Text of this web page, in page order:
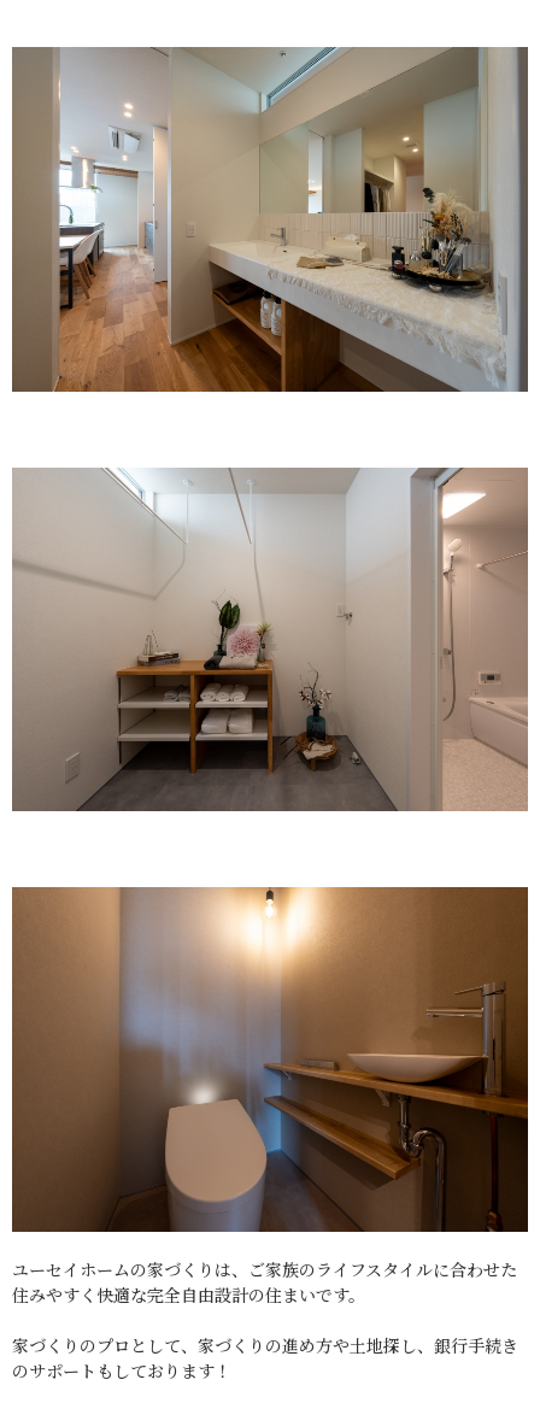
ユーセイホームの家づくりは、ご家族のライフスタイルに合わせた
住みやすく快適な完全自由設計の住まいです。
家づくりのプロとして、家づくりの進め方や土地探し、銀行手続き
のサポートもしております！